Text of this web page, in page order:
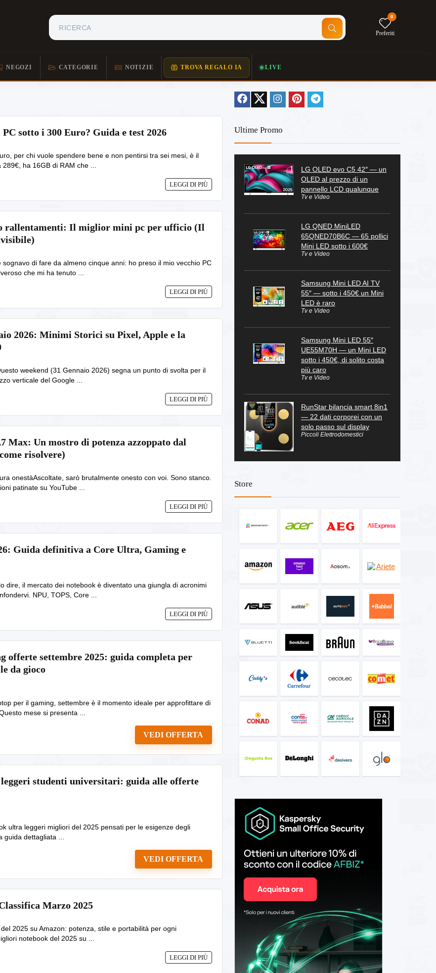
0
Preferiti
NEGOZI CATEGORIE NOTIZIE TROVA REGALO IA LIVE
sotto i 300 Euro? Guida e test 2026
per chi vuole spendere bene e non pentirsi tra sei mesi, è il
289€, ha 16GB di RAM che ...
LEGGI DI PIÙ
rallentamenti: Il miglior mini pc per ufficio (Il
sognavo di fare da almeno cinque anni: ho preso il mio vecchio PC
che mi ha tenuto ...
LEGGI DI PIÙ
2026: Minimi Storici su Pixel, Apple e la
weekend (31 Gennaio 2026) segna un punto di svolta per il
verticale del Google ...
LEGGI DI PIÙ
Max: Un mostro di potenza azzoppato dal
risolvere)
onestàAscoltate, sarò brutalmente onesto con voi. Sono stanco.
patinate su YouTube ...
LEGGI DI PIÙ
Guida definitiva a Core Ultra, Gaming e
dire, il mercato dei notebook è diventato una giungla di acronimi
NPU, TOPS, Core ...
LEGGI DI PIÙ
offerte settembre 2025: guida completa per
da gioco
per il gaming, settembre è il momento ideale per approfittare di
mese si presenta ...
VEDI OFFERTA
studenti universitari: guida alle offerte
ultra leggeri migliori del 2025 pensati per le esigenze degli
dettagliata ...
VEDI OFFERTA
Marzo 2025
2025 su Amazon: potenza, stile e portabilità per ogni
notebook del 2025 su ...
LEGGI DI PIÙ
Ultime Promo
LG OLED evo C5 42″ — un
OLED al prezzo di un
pannello LCD qualunque
Tv e Video
LG QNED MiniLED
65QNED70B6C — 65 pollici
Mini LED sotto i 600€
Tv e Video
Samsung Mini LED AI TV
55″ — sotto i 450€ un Mini
LED è raro
Tv e Video
Samsung Mini LED 55″
UE55M70H — un Mini LED
sotto i 450€, di solito costa
più caro
Tv e Video
RunStar bilancia smart 8in1
— 22 dati corporei con un
solo passo sul display
Piccoli Elettrodomestici
Store